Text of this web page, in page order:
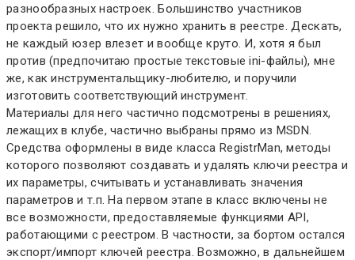
разнообразных настроек. Большинство участников
проекта решило, что их нужно хранить в реестре. Дескать,
не каждый юзер влезет и вообще круто. И, хотя я был
против (предпочитаю простые текстовые ini-файлы), мне
же, как инструментальщику-любителю, и поручили
изготовить соответствующий инструмент.
Материалы для него частично подсмотрены в решениях,
лежащих в клубе, частично выбраны прямо из MSDN.
Средства оформлены в виде класса RegistrMan, методы
которого позволяют создавать и удалять ключи реестра и
их параметры, считывать и устанавливать значения
параметров и т.п. На первом этапе в класс включены не
все возможности, предоставляемые функциями API,
работающими с реестром. В частности, за бортом остался
экспорт/импорт ключей реестра. Возможно, в дальнейшем